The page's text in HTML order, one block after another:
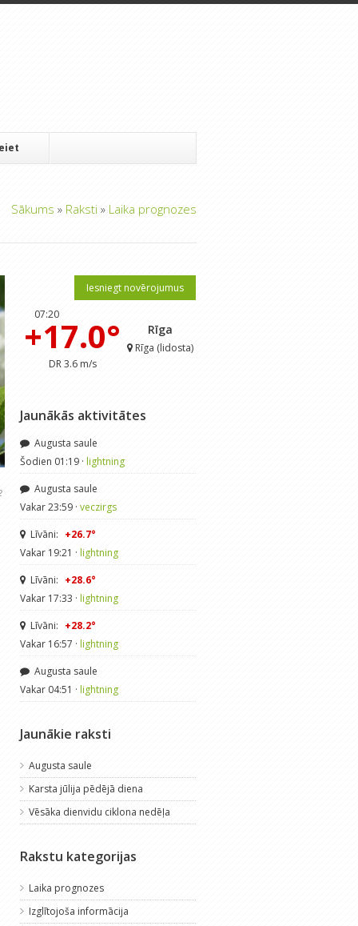
Sākums » Raksti » Laika prognozes
Iesniegt novērojumus
07:20
+17.0°
DR 3.6 m/s
Rīga
Rīga (lidosta)
Jaunākās aktivitātes
Augusta saule
Šodien 01:19 · lightning
Augusta saule
Vakar 23:59 · veczirgs
Līvāni: +26.7°
Vakar 19:21 · lightning
Līvāni: +28.6°
Vakar 17:33 · lightning
Līvāni: +28.2°
Vakar 16:57 · lightning
Augusta saule
Vakar 04:51 · lightning
Jaunākie raksti
Augusta saule
Karsta jūlija pēdējā diena
Vēsāka dienvidu ciklona nedēļa
Rakstu kategorijas
Laika prognozes
Izglītojoša informācija